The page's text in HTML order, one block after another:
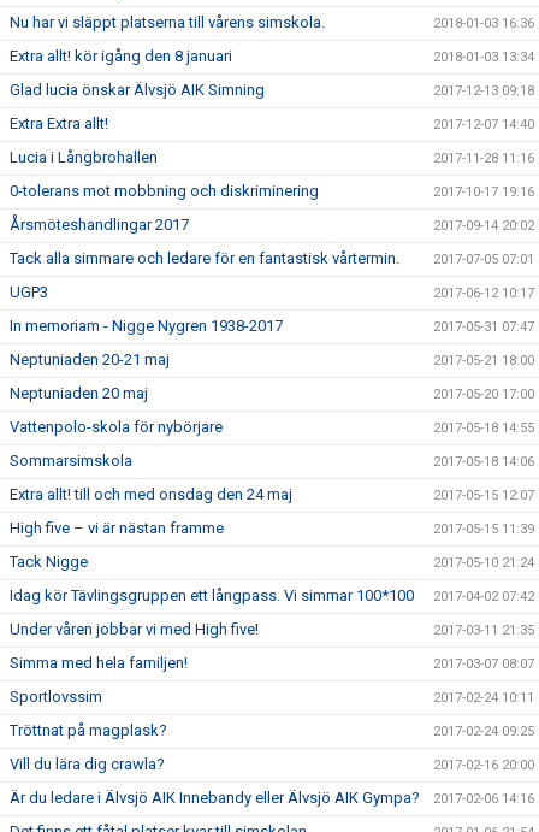
Nu har vi släppt platserna till vårens simskola. 2018-01-03 16:36
Extra allt! kör igång den 8 januari 2018-01-03 13:34
Glad lucia önskar Älvsjö AIK Simning 2017-12-13 09:18
Extra Extra allt! 2017-12-07 14:40
Lucia i Långbrohallen 2017-11-28 11:16
0-tolerans mot mobbning och diskriminering 2017-10-17 19:16
Årsmöteshandlingar 2017 2017-09-14 20:02
Tack alla simmare och ledare för en fantastisk vårtermin. 2017-07-05 07:01
UGP3 2017-06-12 10:17
In memoriam - Nigge Nygren 1938-2017 2017-05-31 07:47
Neptuniaden 20-21 maj 2017-05-21 18:00
Neptuniaden 20 maj 2017-05-20 17:00
Vattenpolo-skola för nybörjare 2017-05-18 14:55
Sommarsimskola 2017-05-18 14:06
Extra allt! till och med onsdag den 24 maj 2017-05-15 12:07
High five – vi är nästan framme 2017-05-15 11:39
Tack Nigge 2017-05-10 21:24
Idag kör Tävlingsgruppen ett långpass. Vi simmar 100*100 2017-04-02 07:42
Under våren jobbar vi med High five! 2017-03-11 21:35
Simma med hela familjen! 2017-03-07 08:07
Sportlovssim 2017-02-24 10:11
Tröttnat på magplask? 2017-02-24 09:25
Vill du lära dig crawla? 2017-02-16 20:00
Är du ledare i Älvsjö AIK Innebandy eller Älvsjö AIK Gympa? 2017-02-06 14:16